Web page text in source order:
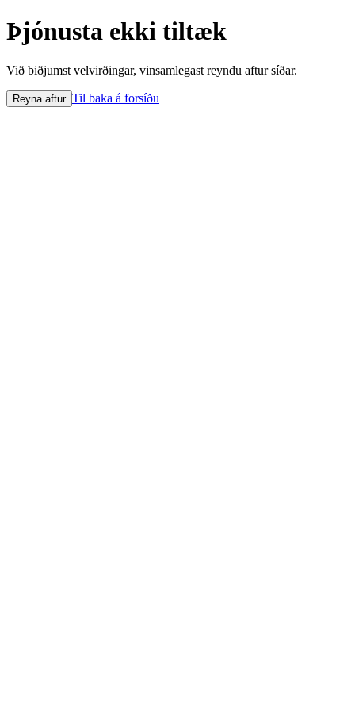
Þjónusta ekki tiltæk
Við biðjumst velvirðingar, vinsamlegast reyndu aftur síðar.
Reyna aftur Til baka á forsíðu